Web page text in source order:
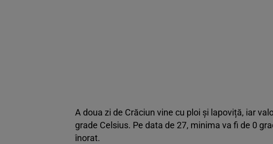
A doua zi de Crăciun vine cu ploi și lapoviță, iar
grade Celsius. Pe data de 27, minima va fi de 0
înorat.